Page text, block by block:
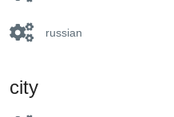
russian
city